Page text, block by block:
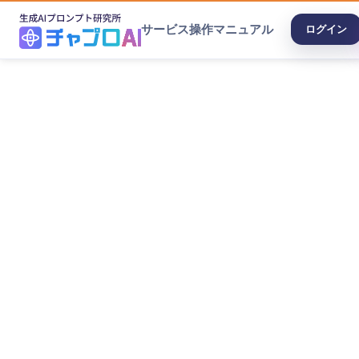
サービス操作マニュアル ログイン